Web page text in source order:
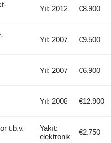
Yıl: 2012 €8.900
Yıl: 2007 €9.500
Yıl: 2007 €6.900
Yıl: 2008 €12.900
t.b.v.
Yakıt:
elektronik
€2.750